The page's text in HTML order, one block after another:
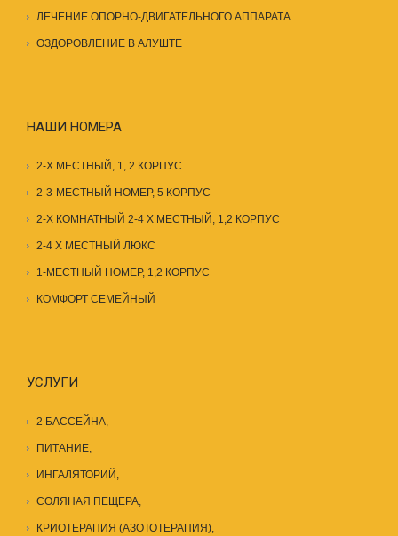
ЛЕЧЕНИЕ ОПОРНО-ДВИГАТЕЛЬНОГО АППАРАТА
ОЗДОРОВЛЕНИЕ В АЛУШТЕ
НАШИ НОМЕРА
2-Х МЕСТНЫЙ, 1, 2 КОРПУС
2-3-МЕСТНЫЙ НОМЕР, 5 КОРПУС
2-Х КОМНАТНЫЙ 2-4 Х МЕСТНЫЙ, 1,2 КОРПУС
2-4 Х МЕСТНЫЙ ЛЮКС
1-МЕСТНЫЙ НОМЕР, 1,2 КОРПУС
КОМФОРТ СЕМЕЙНЫЙ
УСЛУГИ
2 БАССЕЙНА,
ПИТАНИЕ,
ИНГАЛЯТОРИЙ,
СОЛЯНАЯ ПЕЩЕРА,
КРИОТЕРАПИЯ (АЗОТОТЕРАПИЯ),